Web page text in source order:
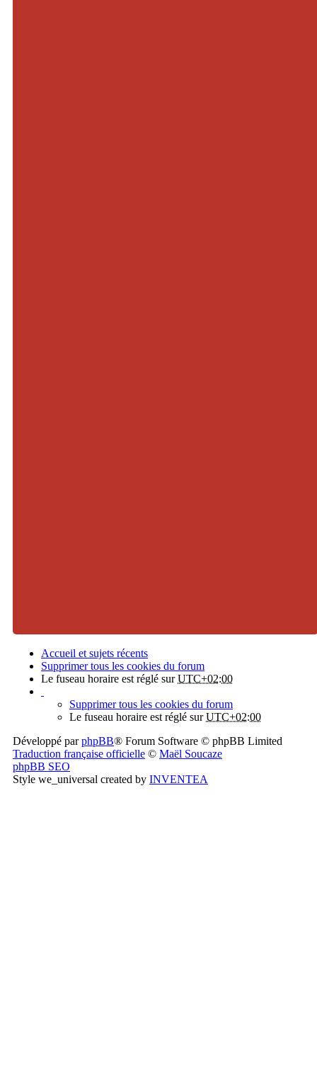
Accueil et sujets récents
Supprimer tous les cookies du forum
Le fuseau horaire est réglé surUTC+02:00
Supprimer tous les cookies du forum
Le fuseau horaire est réglé surUTC+02:00
Développé parphpBB® Forum Software © phpBB Limited
Traduction française officielle © Maël Soucaze
phpBB SEO
Style we_universal created by INVENTEA